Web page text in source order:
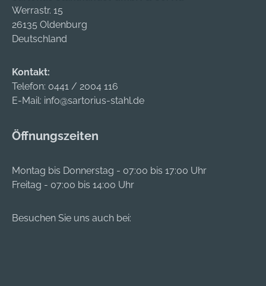
ETA-13/0047:
Werrastr. 15
26135 Oldenburg
Deutschland
Kontakt:
Telefon: 0441 / 2004 116
E-Mail: info@sartorius-stahl.de
Öffnungszeiten
Montag bis Donnerstag - 07:00 bis 17:00 Uhr
Freitag - 07:00 bis 14:00 Uhr
Besuchen Sie uns auch bei: